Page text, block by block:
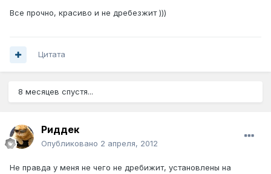
Все прочно, красиво и не дребезжит )))
Цитата
8 месяцев спустя...
Риддек
Опубликовано 2 апреля, 2012
Не правда у меня не чего не дребижит, установлены на